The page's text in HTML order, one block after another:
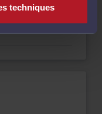
techniques